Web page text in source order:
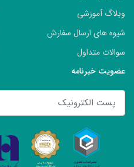
وبلاگ آموزشی
شیوه های ارسال سفارش
سوالات متداول
عضویت خبرنامه